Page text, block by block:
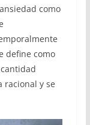
como
define como
racional y se